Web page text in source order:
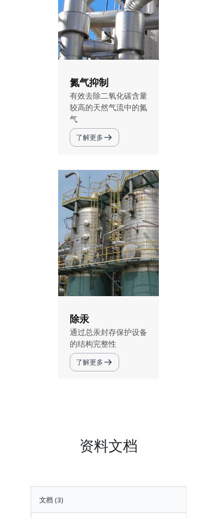
氮气抑制
有效去除二氧化碳含量
较高的天然气流中的氮
气
了解更多
除汞
通过总汞封存保护设备
的结构完整性
了解更多
资料文档
文档 (3)